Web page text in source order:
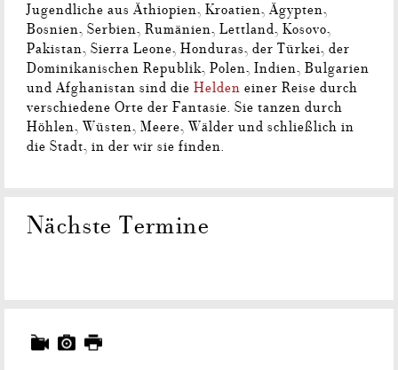
Jugendliche aus Äthiopien, Kroatien, Ägypten,
Bosnien, Serbien, Rumänien, Lettland, Kosovo,
Pakistan, Sierra Leone, Honduras, der Türkei, der
Dominikanischen Republik, Polen, Indien, Bulgarien
und Afghanistan sind die Helden einer Reise durch
verschiedene Orte der Fantasie. Sie tanzen durch
Höhlen, Wüsten, Meere, Wälder und schließlich in
die Stadt, in der wir sie finden.
Nächste Termine